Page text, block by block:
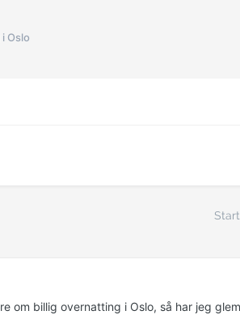
Oslo
om billig overnatting i Oslo, så har jeg